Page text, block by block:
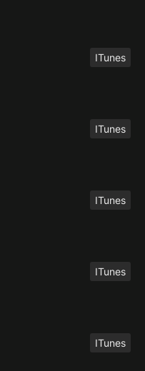
ITunes
ITunes
ITunes
ITunes
ITunes